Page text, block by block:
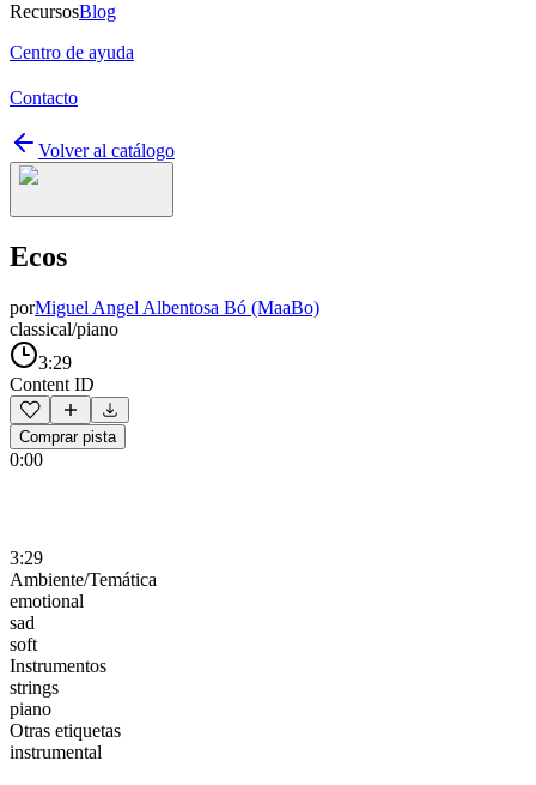
RecursosBlog
Centro de ayuda
Contacto
Volver al catálogo
Ecos
porMiguel Angel Albentosa Bó (MaaBo)
classical/piano
3:29
Content ID
Comprar pista
0:00
3:29
Ambiente/Temática
emotional
sad
soft
Instrumentos
strings
piano
Otras etiquetas
instrumental